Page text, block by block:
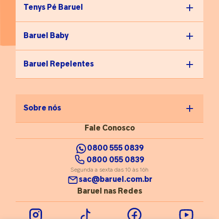
Tenys Pé Baruel
Baruel Baby
Baruel Repelentes
Sobre nós
Fale Conosco
0800 555 0839
0800 055 0839
Segunda a sexta das 10 às 16h
sac@baruel.com.br
Baruel nas Redes